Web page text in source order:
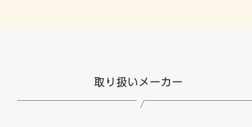
取り扱いメーカー